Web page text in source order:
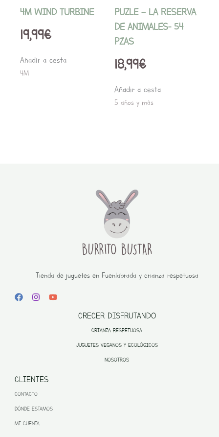
4M WIND TURBINE
19,99€
Añadir a cesta
4M
PUZLE – LA RESERVA
DE ANIMALES- 54
PZAS
18,99€
Añadir a cesta
5 años y más
Tienda de juguetes en Fuenlabrada y crianza respetuosa
CRECER DISFRUTANDO
CRIANZA RESPETUOSA
JUGUETES VEGANOS Y ECOLÓGICOS
NOSOTROS
CLIENTES
CONTACTO
DÓNDE ESTAMOS
MI CUENTA